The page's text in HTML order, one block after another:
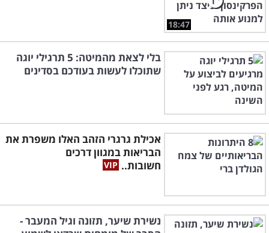
18:47
בלי לצאת מהמיטה: 5 תרגילי יוגה
שתוכלו לעשות בעודכם בסדינים
אכילת גרגרי הזהב האלו משפרת את
הבריאות במגוון דרכים
חשובות..
נשירת שיער, תזונה וגיל המעבר -